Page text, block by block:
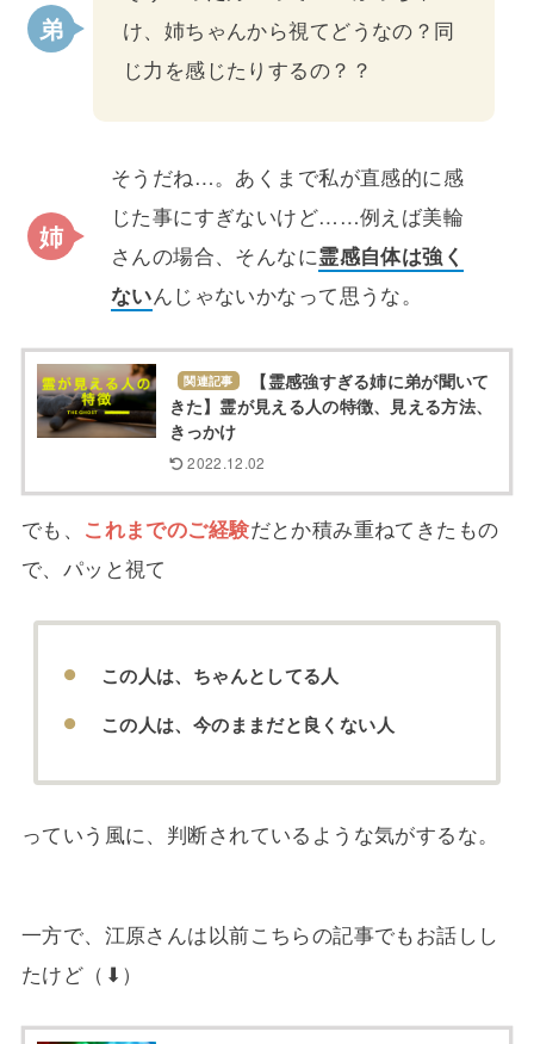
け、姉ちゃんから視てどうなの？同
じ力を感じたりするの？？
そうだね…。あくまで私が直感的に感
じた事にすぎないけど……例えば美輪
さんの場合、そんなに霊感自体は強く
ないんじゃないかなって思うな。
関連記事
【霊感強すぎる姉に弟が聞いて
きた】霊が見える人の特徴、見える方法、
きっかけ
2022.12.02
でも、 これまでのご経験だとか積み重ねてきたもの
で、パッと視て
この人は、ちゃんとしてる人
この人は、今のままだと良くない人
っていう風に、判断されているような気がするな。
一方で、江原さんは以前こちらの記事でもお話しし
たけど（⬇）